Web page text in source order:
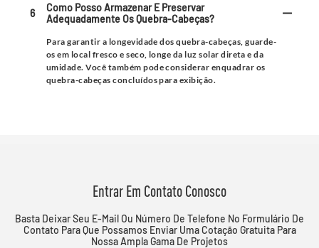
6
Como Posso Armazenar E Preservar
Adequadamente Os Quebra-Cabeças?
Para garantir a longevidade dos quebra-cabeças, guarde-
os em local fresco e seco, longe da luz solar direta e da
umidade. Você também pode considerar enquadrar os
quebra-cabeças concluídos para exibição.
Entrar Em Contato Conosco
Basta Deixar Seu E-Mail Ou Número De Telefone No Formulário De
Contato Para Que Possamos Enviar Uma Cotação Gratuita Para
Nossa Ampla Gama De Projetos